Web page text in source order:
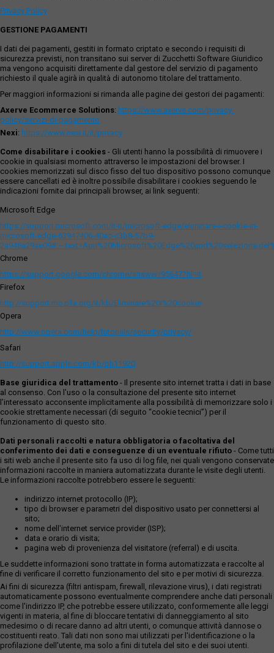
Privacy Policy
GESTIONE PAGAMENTI
I dati dei pagamenti, gestiti in formato criptato e secondo i requisiti di
sicurezza previsti, non transitano sui server di Zucchetti Software Giuridico
ma vengono acquisiti direttamente dal gestore del servizio di pagamento
richiesto il quale agirà in qualità di autonomo titolare del trattamento.
Per maggiori informazioni si rimanda alle pagine dei gestori dei pagamenti:
Axerve Ecommerce Solutions: https://www.axerve.com/privacy-
policy/servizi-di-pagamento
Nexi: https://www.nexi.it/it/privacy
Come disabilitare i cookies - Gli utenti hanno la possibilità di rimuovere i
cookie in qualsiasi momento attraverso le impostazioni del browser. I
cookies memorizzati sul disco fisso del tuo dispositivo possono comunque
essere cancellati ed è inoltre possibile disabilitare i cookies seguendo le
indicazioni fornite dai principali browser, ai link seguenti:
Microsoft Edge
https://support.microsoft.com/it-it/microsoft-edge/eliminare-i-cookie-in-
microsoft-edge-63947406-40ac-c3b8-57b9-
Chrome
https://support.google.com/chrome/answer/95647?hl=it
Firefox
http://support.mozilla.org/it/kb/Eliminare%20i%20cookie
Opera
http://www.opera.com/help/tutorials/security/privacy/
Safari
http://support.apple.com/kb/ph11920
Base giuridica del trattamento - Il presente sito internet tratta i dati in base
al consenso. Con l'uso o la consultazione del presente sito internet
l’interessato acconsente implicitamente alla possibilità di memorizzare solo i
cookie strettamente necessari (di seguito “cookie tecnici”) per il
funzionamento di questo sito.
Dati personali raccolti e natura obbligatoria o facoltativa del
conferimento dei dati e conseguenze di un eventuale rifiuto - Come tutti
i siti web anche il presente sito fa uso di log file, nei quali vengono conservate
informazioni raccolte in maniera automatizzata durante le visite degli utenti.
Le informazioni raccolte potrebbero essere le seguenti:
indirizzo internet protocollo (IP);
tipo di browser e parametri del dispositivo usato per connettersi al
sito;
nome dell'internet service provider (ISP);
data e orario di visita;
pagina web di provenienza del visitatore (referral) e di uscita.
Le suddette informazioni sono trattate in forma automatizzata e raccolte al
fine di verificare il corretto funzionamento del sito e per motivi di sicurezza.
Ai fini di sicurezza (filtri antispam, firewall, rilevazione virus), i dati registrati
automaticamente possono eventualmente comprendere anche dati personali
come l'indirizzo IP, che potrebbe essere utilizzato, conformemente alle leggi
vigenti in materia, al fine di bloccare tentativi di danneggiamento al sito
medesimo o di recare danno ad altri utenti, o comunque attività dannose o
costituenti reato. Tali dati non sono mai utilizzati per l'identificazione o la
profilazione dell'utente, ma solo a fini di tutela del sito e dei suoi utenti.